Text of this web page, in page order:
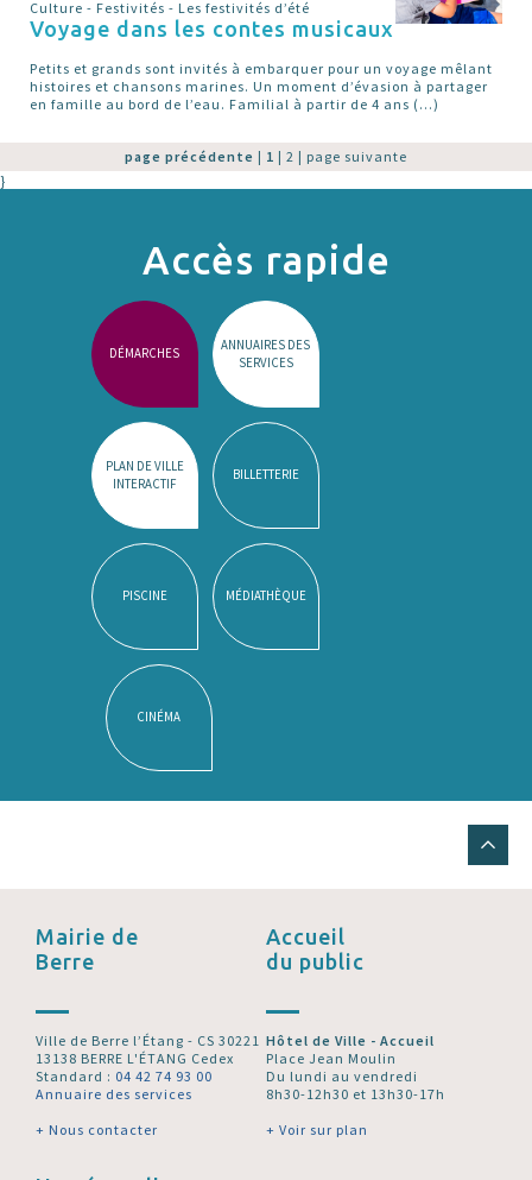
Culture - Festivités - Les festivités d’été
Voyage dans les contes musicaux
Petits et grands sont invités à embarquer pour un voyage mêlant
histoires et chansons marines. Un moment d’évasion à partager
en famille au bord de l’eau. Familial à partir de 4 ans (…)
page précédente | 1 | 2 | page suivante
}
Accès rapide
DÉMARCHES
ANNUAIRES DES
SERVICES
PLAN DE VILLE
INTERACTIF
BILLETTERIE
PISCINE MÉDIATHÈQUE
CINÉMA
Mairie de
Berre
Ville de Berre l’Étang - CS 30221
13138 BERRE L'ÉTANG Cedex
Standard : 04 42 74 93 00
Annuaire des services
+ Nous contacter
Accueil
du public
Hôtel de Ville - Accueil
Place Jean Moulin
Du lundi au vendredi
8h30-12h30 et 13h30-17h
+ Voir sur plan